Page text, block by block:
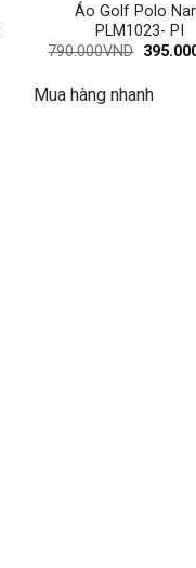
Áo Golf Polo
PLM1023- PI
790.000VND Giá
Mua hàng nhanh